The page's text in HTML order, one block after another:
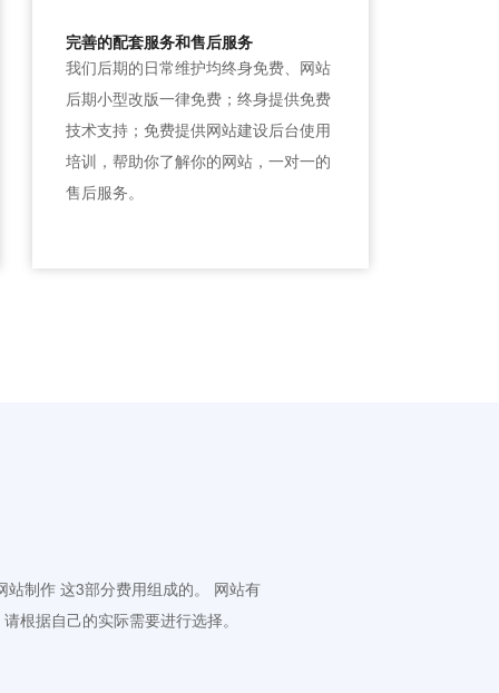
完善的配套服务和售后服务
我们后期的日常维护均终身免费、网站
后期小型改版一律免费；终身提供免费
技术支持；免费提供网站建设后台使用
培训，帮助你了解你的网站，一对一的
售后服务。
制作 这3部分费用组成的。 网站有
根据自己的实际需要进行选择。